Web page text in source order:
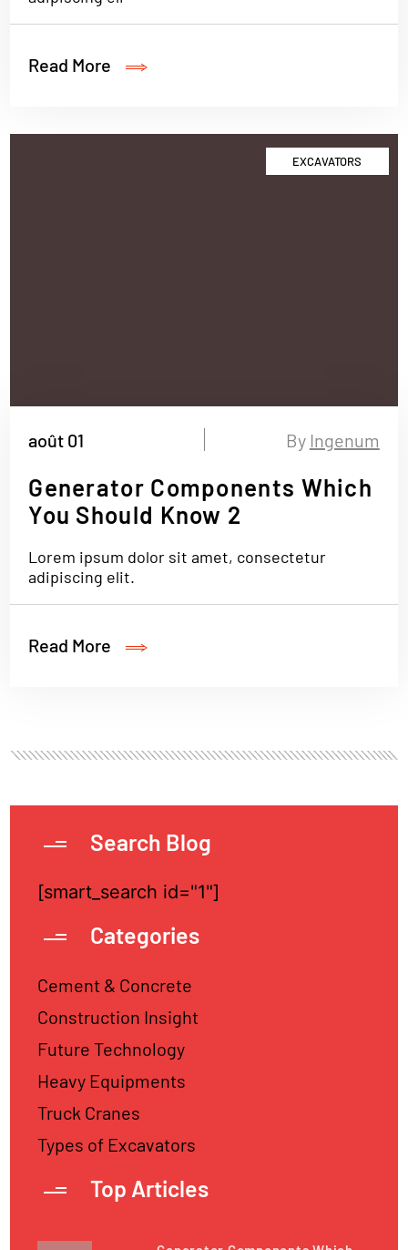
Read More
EXCAVATORS
août 01 By Ingenum
Generator Components Which
You Should Know 2
Lorem ipsum dolor sit amet, consectetur
adipiscing elit.
Read More
Search Blog
[smart_search id="1"]
Categories
Cement & Concrete
Construction Insight
Future Technology
Heavy Equipments
Truck Cranes
Types of Excavators
Top Articles